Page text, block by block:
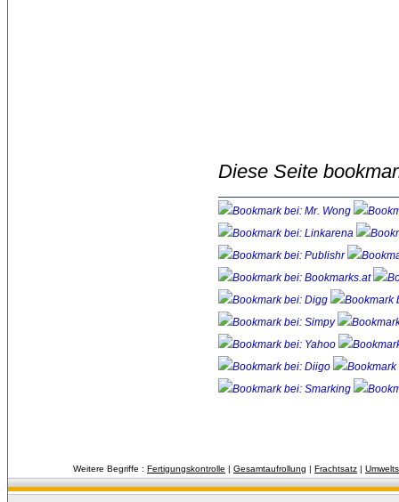
Diese Seite
Weitere Begriffe : Fertigungskontrolle | Gesamtaufrollung | Frachtsatz |